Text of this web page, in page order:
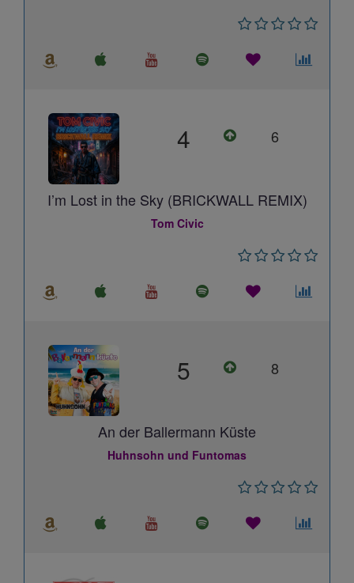
4 6
I’m Lost in the Sky (BRICKWALL REMIX)
Tom Civic
5 8
An der Ballermann Küste
Huhnsohn und Funtomas